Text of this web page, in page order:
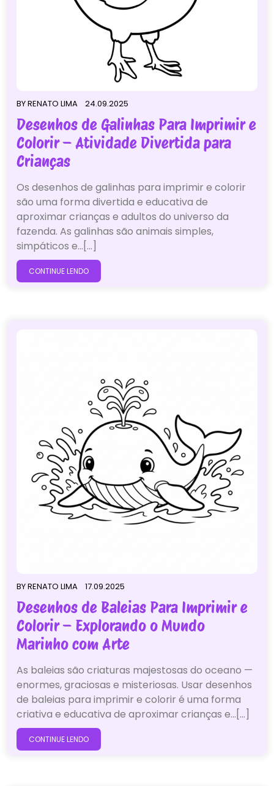
BYRENATO LIMA 24.09.2025
Desenhos de Galinhas Para Imprimir e
Colorir – Atividade Divertida para
Crianças
Os desenhos de galinhas para imprimir e colorir
são uma forma divertida e educativa de
aproximar crianças e adultos do universo da
fazenda. As galinhas são animais simples,
simpáticos e…[...]
CONTINUE LENDO
BYRENATO LIMA 17.09.2025
Desenhos de Baleias Para Imprimir e
Colorir – Explorando o Mundo
Marinho com Arte
As baleias são criaturas majestosas do oceano —
enormes, graciosas e misteriosas. Usar desenhos
de baleias para imprimir e colorir é uma forma
criativa e educativa de aproximar crianças e…[...]
CONTINUE LENDO